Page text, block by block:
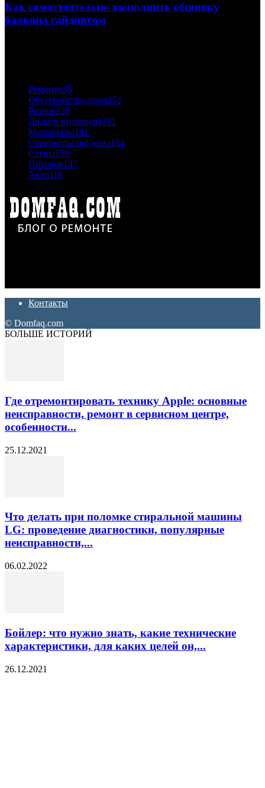
Как самостоятельно выполнить обшивку
балкона сайдингом
Ремонт635
Обустройство дома252
Разное226
Дизайн интерьера191
Материалы181
Строительство дома154
Стены150
Потолок147
Авто118
Контакты
© Domfaq.com
БОЛЬШЕ ИСТОРИЙ
Где отремонтировать технику Apple: основные
неисправности, ремонт в сервисном центре,
особенности...
25.12.2021
Что делать при поломке стиральной машины
LG: проведение диагностики, популярные
неисправности,...
06.02.2022
Бойлер: что нужно знать, какие технические
характеристики, для каких целей он,...
26.12.2021